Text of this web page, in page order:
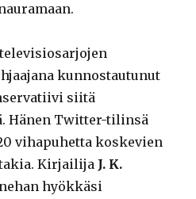
kunnostautunut
siitä
Hänen Twitter-tilinsä
vihapuhetta koskevien
Kirjailija J. K.
hyökkäsi